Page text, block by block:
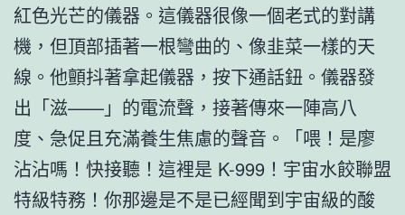
紅色光芒的儀器。這儀器很像一個老式的對講
機，但頂部插著一根彎曲的、像韭菜一樣的天
線。他顫抖著拿起儀器，按下通話鈕。儀器發
出「滋——」的電流聲，接著傳來一陣高八
度、急促且充滿養生焦慮的聲音。「喂！是廖
沾沾嗎！快接聽！這裡是 K-999！宇宙水餃聯盟
特級特務！你那邊是不是已經聞到宇宙級的酸